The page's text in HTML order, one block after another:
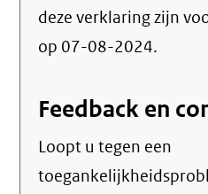
deze verklaring zijn
op 07-08-2024.
Feedback en
Loopt u tegen een